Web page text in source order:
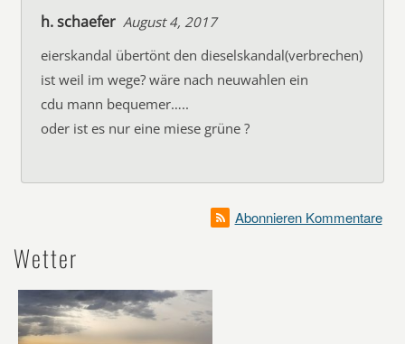
h. schaefer August 4, 2017
eierskandal übertönt den dieselskandal(verbrechen)
ist weil im wege? wäre nach neuwahlen ein
cdu mann bequemer…..
oder ist es nur eine miese grüne ?
Abonnieren Kommentare
Wetter